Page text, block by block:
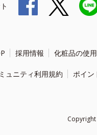
採用情報 化粧品の使
ュニティ利用規約 ポイン